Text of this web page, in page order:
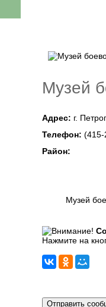
Музей
Адрес: г.
Телефон: (415-
Район:
Музей
Нажмите на